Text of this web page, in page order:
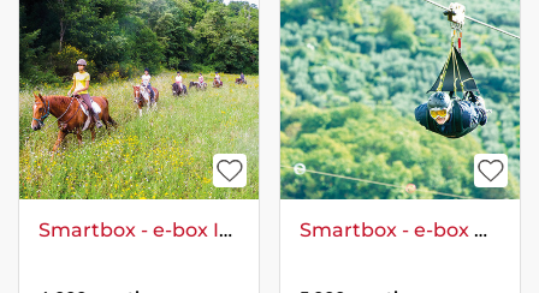
Smartbox - e-box In sella per la Maremma: esclusiva passeggiata a cavallo di 2 ore per 2 persone Smartbox - e-box Passione adrenalina: 1 entusiasmante volo su ZipLine con video ricordo per 2